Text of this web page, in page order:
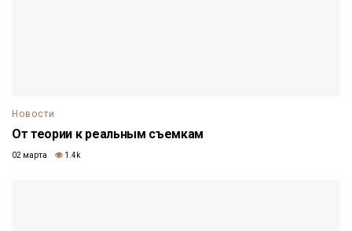
Новости
От теории к реальным съемкам
02 марта 1.4k